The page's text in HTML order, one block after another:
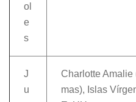
ol
e
s
J
u
Charlotte Amalie
mas), Islas